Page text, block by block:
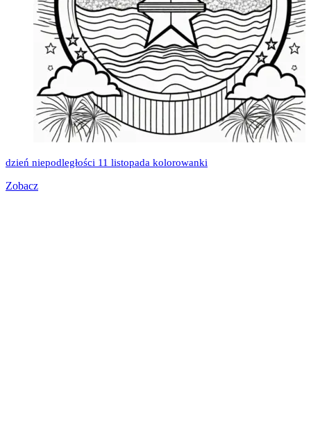
dzień niepodległości 11 listopada kolorowanki
Zobacz